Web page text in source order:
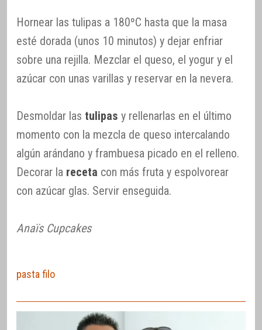
Hornear las tulipas a 180ºC hasta que la masa
esté dorada (unos 10 minutos) y dejar enfriar
sobre una rejilla. Mezclar el queso, el yogur y el
azúcar con unas varillas y reservar en la nevera.
Desmoldar las tulipas y rellenarlas en el último
momento con la mezcla de queso intercalando
algún arándano y frambuesa picado en el relleno.
Decorar la receta con más fruta y espolvorear
con azúcar glas. Servir enseguida.
Anaïs Cupcakes
pasta filo